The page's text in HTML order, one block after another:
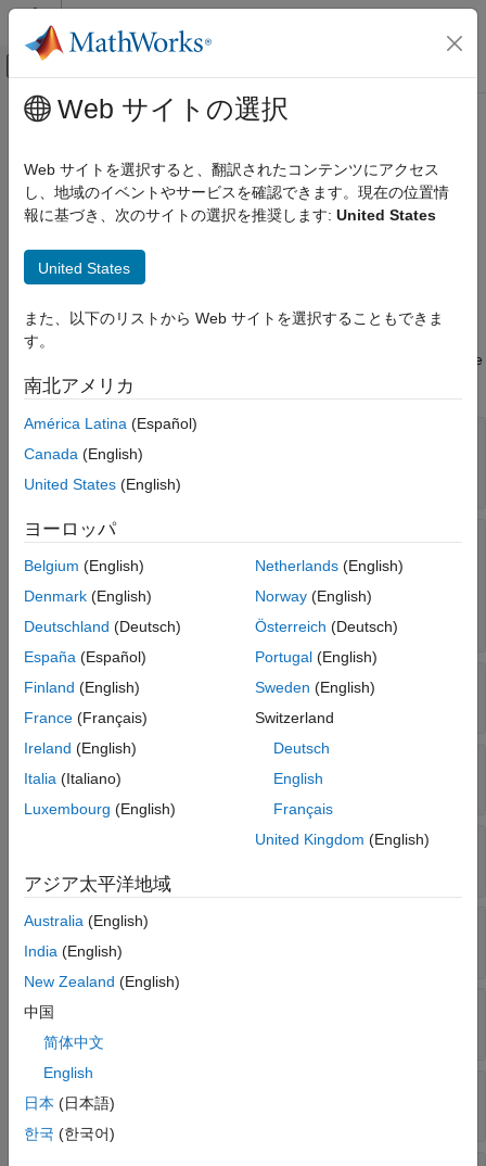
コンテンツへスキップ
オフキャンバス ナビゲーション メ
ドキュメンテーションのホーム
Aerospace Toolbox
Satellite Mission Analysis
Aero.spacecraft.ThirdBodyOptions
Properties
ON THIS PAGE
Version History
メインコンテンツ
Aero.spacecraft.ThirdBodyOptions
Properties
Third body options used by numerical orbit propagator
expand all in page
Aero.spacecraft.NumericalPropagatorobject.
You also can specify any of the properties on this page using the
thirdBodyOptions
IncludeThirdBodyGravity
third body gravity
false(default) |
ThirdBodyGravitySource—Third body gravity
source
"Sun" | "Moon" |
| "Mars"| |"Saturn"|"Uranus"
"Neptune"|
Sun—Third body properties for Sun
Aero.spacecraft.ThirdBodyProperties
Third body properties for Venus
Earth—
Aero.spacecraft.ThirdBodyProperties
Aero.spacecraft.ThirdBodyProperties
Web サイトの選択
Web サイトを選択すると、翻訳されたコンテンツにアクセス
し、地域のイベントやサービスを確認できます。現在の位置情
報に基づき、次のサイトの選択を推奨します: United States
United States
また、以下のリストから Web サイトを選択することもできま
す。
南北アメリカ
América Latina (Español)
Canada (English)
United States (English)
ヨーロッパ
Belgium (English)
Denmark (English)
Deutschland (Deutsch)
España (Español)
Finland (English)
France (Français)
Ireland (English)
Italia (Italiano)
Luxembourg (English)
Netherlands(English)
Norway(English)
Österreich (Deutsch)
Portugal(English)
Sweden (English)
Switzerland
Deutsch
English
Français
United Kingdom (English)
アジア太平洋地域
Australia (English)
India (English)
New Zealand (English)
中国
简体中文
English
日本 (日本語)
한국 (한국어)